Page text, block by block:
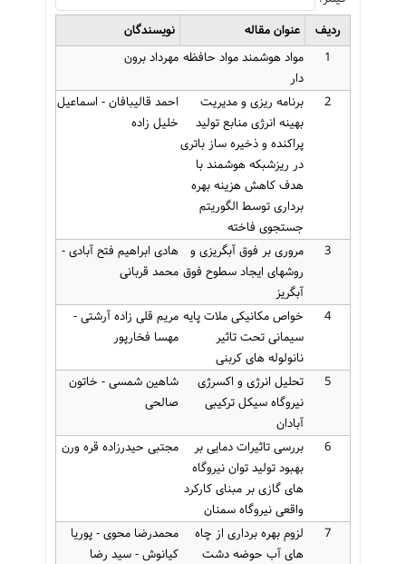
ردیف
عنوان مقاله
نویسندگان
1
مواد هوشمند مواد حافظه
دار
مهرداد برون
2
برنامه ریزی و مدیریت
بهینه انرژی منابع تولید
پراکنده و ذخیره ساز باتری
در ریزشبکه هوشمند با
هدف کاهش هزینه بهره
برداری توسط الگوریتم
جستجوی فاخته
احمد قالیبافان - اسماعیل
خلیل زاده
3
مروری بر فوق آبگریزی و
روشهای ایجاد سطوح فوق
آبگریز
هادی ابراهیم فتح آبادی -
محمد قربانی
4
خواص مکانیکی ملات پایه
سیمانی تحت تاثیر
نانولوله های کربنی
مریم قلی زاده آرشتی -
مهسا فخارپور
5
تحلیل انرژی و اکسرژی
نیروگاه سیکل ترکیبی
آبادان
شاهین شمسی - خاتون
صالحی
6
بررسی تاثیرات دمایی بر
بهبود تولید توان نیروگاه
های گازی بر مبنای کارکرد
واقعی نیروگاه سمنان
مجتبی حیدرزاده قره ورن
7
لزوم بهره برداری از چاه
های آب حوضه دشت
محمدرضا محوی - پوریا
کیانوش - سید رضا